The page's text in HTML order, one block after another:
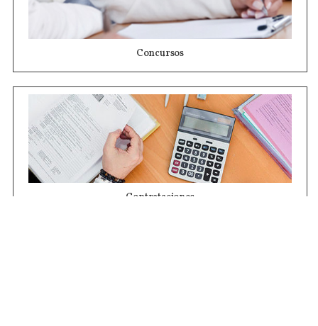
Concursos
Contrataciones